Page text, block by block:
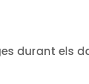
durant els